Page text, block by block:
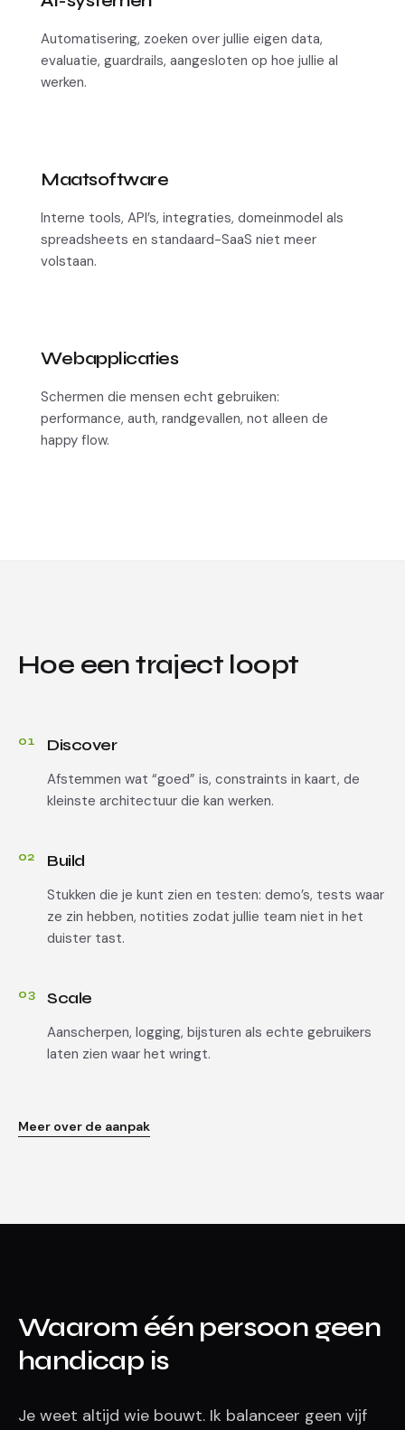
Automatisering, zoeken over jullie eigen data,
evaluatie, guardrails, aangesloten op hoe jullie al
werken.
Maatsoftware
Interne tools, API’s, integraties, domeinmodel als
spreadsheets en standaard-SaaS niet meer
volstaan.
Webapplicaties
Schermen die mensen echt gebruiken:
performance, auth, randgevallen, not alleen de
happy flow.
Hoe een traject loopt
01 Discover
Afstemmen wat “goed” is, constraints in kaart, de
kleinste architectuur die kan werken.
02 Build
Stukken die je kunt zien en testen: demo’s, tests waar
ze zin hebben, notities zodat jullie team niet in het
duister tast.
03 Scale
Aanscherpen, logging, bijsturen als echte gebruikers
laten zien waar het wringt.
Meer over de aanpak
Waarom één persoon geen
handicap is
Je weet altijd wie bouwt. Ik balanceer geen vijf